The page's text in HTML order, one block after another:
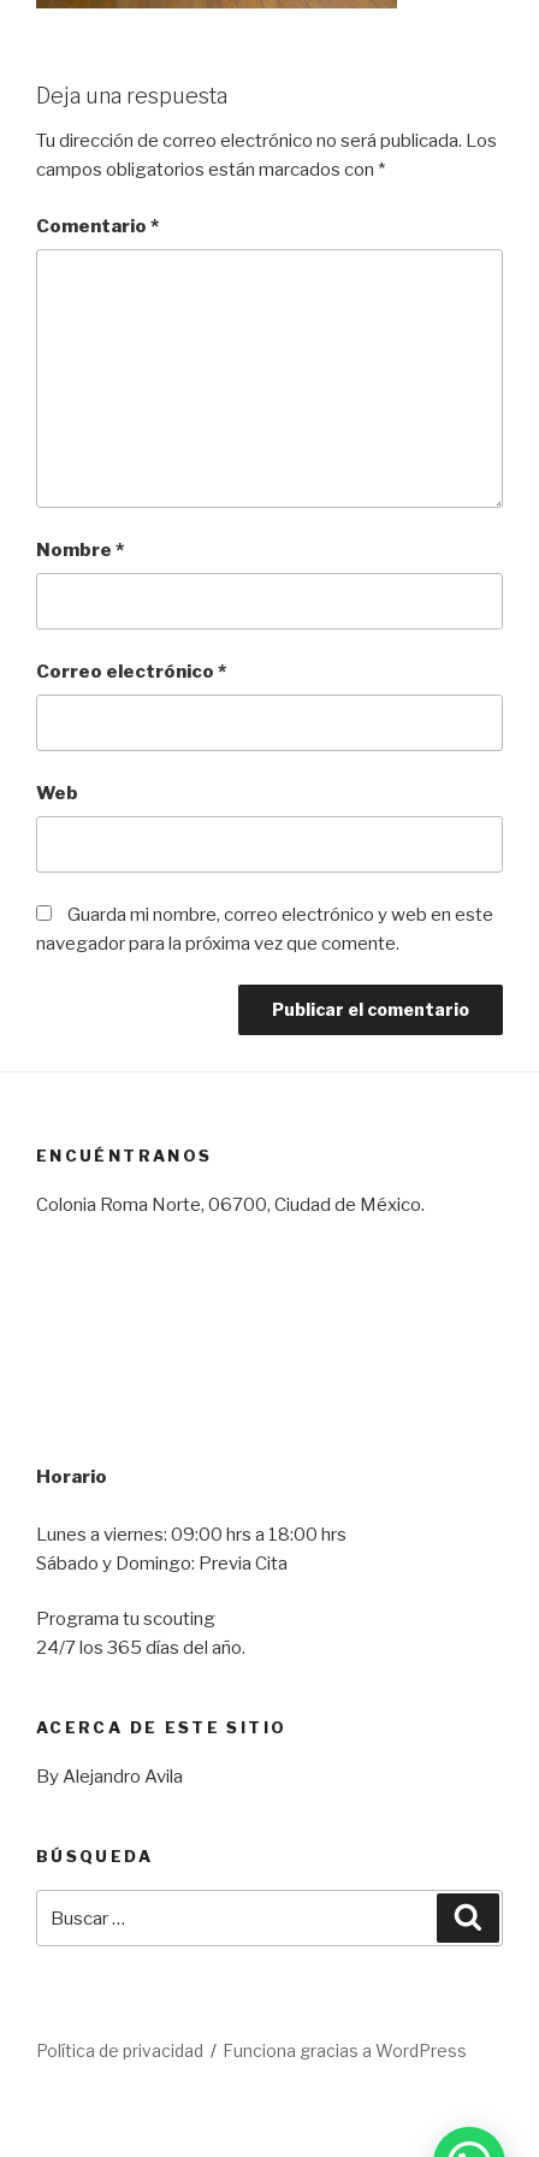
Deja una respuesta
Tu dirección de correo electrónico no será publicada. Los
campos obligatorios están marcados con *
Comentario *
Nombre *
Correo electrónico *
Web
Guarda mi nombre, correo electrónico y web en este
navegador para la próxima vez que comente.
ENCUÉNTRANOS
Colonia Roma Norte, 06700, Ciudad de México.
Horario
Lunes a viernes: 09:00 hrs a 18:00 hrs
Sábado y Domingo: Previa Cita
Programa tu scouting
24/7 los 365 días del año.
ACERCA DE ESTE SITIO
By Alejandro Avila
BÚSQUEDA
Política de privacidad Funciona gracias a WordPress